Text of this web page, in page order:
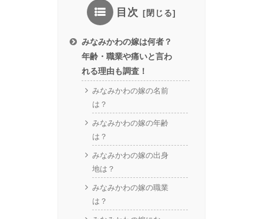
目次
みなみかわの嫁は何者？
年齢・職業や痛いと言わ
れる理由も調査！
みなみかわの嫁の名前
は？
みなみかわの嫁の年齢
は？
みなみかわの嫁の出身
地は？
みなみかわの嫁の職業
は？